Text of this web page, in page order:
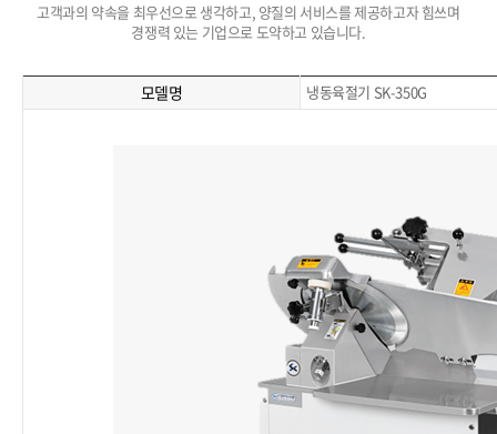
고객과의 약속을 최우선으로 생각하고, 양질의 서비스를 제공하고자 힘쓰며
경쟁력 있는 기업으로 도약하고 있습니다.
모델명 냉동육절기 SK-350G